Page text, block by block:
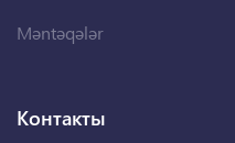
Məntəqələr
Контакты